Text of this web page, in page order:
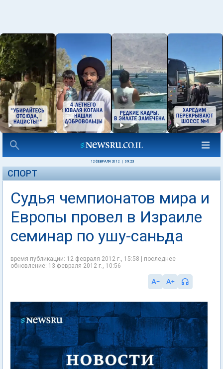
12 ФЕВРАЛЯ 2012 09:23
СПОРТ
Судья чемпионатов мира и
Европы провел в Израиле
семинар по ушу-саньда
время публикации: 12 февраля 2012 г., 15:58 | последнее
обновление: 13 февраля 2012 г., 10:56